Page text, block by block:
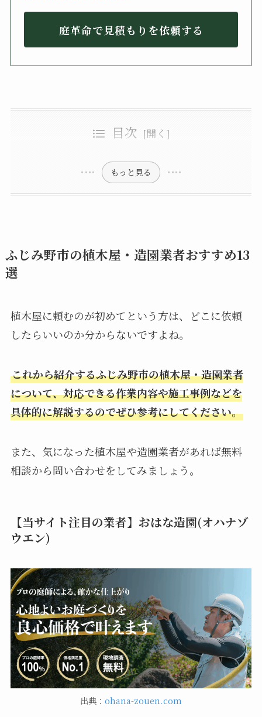
庭革命で見積もりを依頼する
目次
笑庭（えにわ）
園や（えんや）
植政造園（うえまさぞうえん）
内田造園（うちだぞうえん）
庭蔵（にわぞう）
LittleAntiqueGarden（リトルアンティークガーデン）
西山都市開発株式会社（にしのとしかいはつかぶしきがいしゃ）
富士見グリーンガーデン（ふじみグリーンガーデン）
粕谷造園
株式会社ドリーム・ガーデン
もっと見る
ふじみ野市の植木屋・造園業者おすすめ13
選
植木屋に頼むのが初めてという方は、どこに依頼
したらいいのか分からないですよね。
これから紹介するふじみ野市の植木屋・造園業者
について、対応できる作業内容や施工事例などを
具体的に解説するのでぜひ参考にしてください。
また、気になった植木屋や造園業者があれば無料
相談から問い合わせをしてみましょう。
【当サイト注目の業者】おはな造園(オハナゾ
ウエン)
出典： ohana-zouen.com